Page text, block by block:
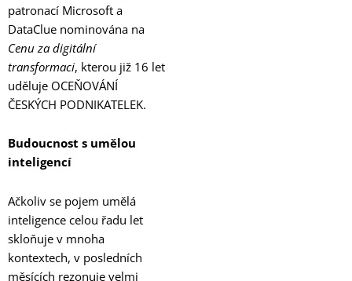
patronací Microsoft a
DataClue nominována na
Cenu za digitální
transformaci, kterou již 16 let
uděluje OCEŇOVÁNÍ
ČESKÝCH PODNIKATELEK.
Budoucnost s umělou
inteligencí
Ačkoliv se pojem umělá
inteligence celou řadu let
skloňuje v mnoha
kontextech, v posledních
měsících rezonuje velmi